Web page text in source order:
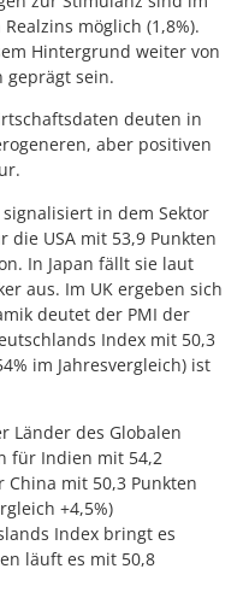
möglich (1,8%).
Hintergrund weiter von
sein.
deuten in
aber positiven
in dem Sektor
die USA mit 53,9 Punkten
In Japan fällt sie laut
aus. Im UK ergeben sich
deutet der PMI der
Index mit 50,3
im Jahresvergleich) ist
Länder des Globalen
für Indien mit 54,2
mit 50,3 Punkten
+4,5%)
Index bringt es
läuft es mit 50,8